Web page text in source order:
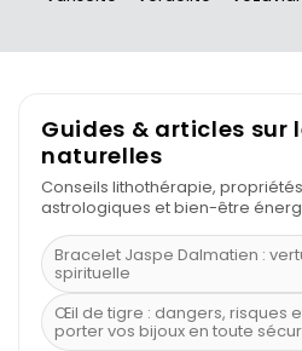
Guides & articles sur
naturelles
Conseils lithothérapie,
astrologiques et bien-être
Bracelet Jaspe Dalmatien :
spirituelle
Œil de tigre : dangers, risques
porter vos bijoux en toute